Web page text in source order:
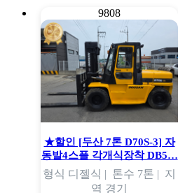
9808
★할인 [두산 7톤 D70S-3] 자
동발4스플 각개식장착 DB5…
형식 디젤식 | 톤수 7톤 | 지
역 경기